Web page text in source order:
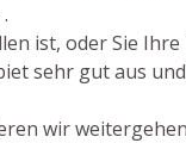
ist, oder Sie
sehr gut aus
wir